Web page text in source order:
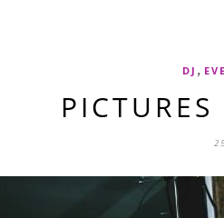
DJ ,